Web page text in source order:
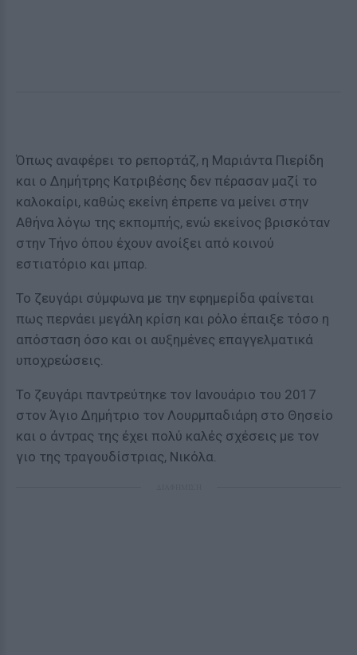
Όπως αναφέρει το ρεπορτάζ, η Μαριάντα Πιερίδη
και ο Δημήτρης Κατριβέσης δεν πέρασαν μαζί το
καλοκαίρι, καθώς εκείνη έπρεπε να μείνει στην
Αθήνα λόγω της εκπομπής, ενώ εκείνος βρισκόταν
στην Τήνο όπου έχουν ανοίξει από κοινού
εστιατόριο και μπαρ.
Το ζευγάρι σύμφωνα με την εφημερίδα φαίνεται
πως περνάει μεγάλη κρίση και ρόλο έπαιξε τόσο η
απόσταση όσο και οι αυξημένες επαγγελματικά
υποχρεώσεις.
To ζευγάρι παντρεύτηκε τον Ιανουάριο του 2017
στον Άγιο Δημήτριο τον Λουρμπαδιάρη στο Θησείο
και ο άντρας της έχει πολύ καλές σχέσεις με τον
γιο της τραγουδίστριας, Νικόλα.